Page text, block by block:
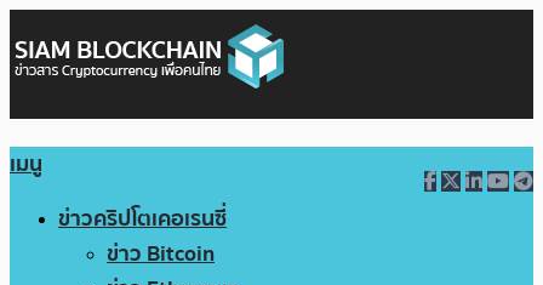
เมนู
ข่าวคริปโตเคอเรนซี่
ข่าว Bitcoin